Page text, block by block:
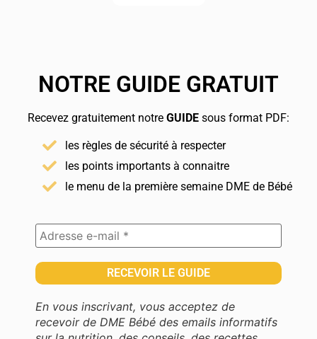
NOTRE GUIDE GRATUIT
Recevez gratuitement notre GUIDE sous format PDF:
les règles de sécurité à respecter
les points importants à connaitre
le menu de la première semaine DME de Bébé
En vous inscrivant, vous acceptez de
recevoir de DME Bébé des emails informatifs